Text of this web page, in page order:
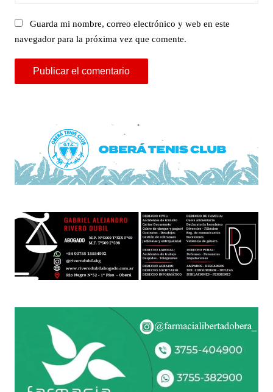
Guarda mi nombre, correo electrónico y web en este
navegador para la próxima vez que comente.